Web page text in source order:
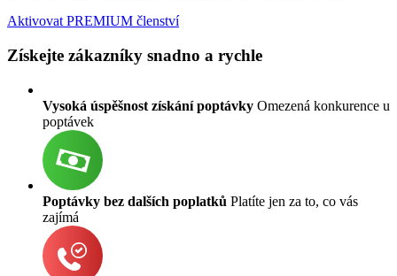
Aktivovat PREMIUM členství
Získejte zákazníky snadno a rychle
Vysoká úspěšnost získání poptávky Omezená konkurence u
poptávek
Poptávky bez dalších poplatků Platíte jen za to, co vás
zajímá